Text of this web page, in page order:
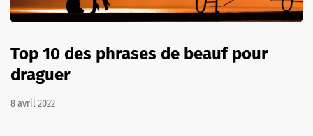
Top 10 des phrases de beauf pour
draguer
8 avril 2022